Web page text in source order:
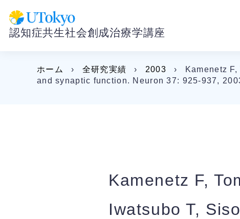
認知症共生社会創成治療学講座
ホーム › 全研究実績 › 2003 ›
Kamenetz
and synaptic function. Neuron 37: 925-937,
Kamenetz F,
Iwatsubo T,